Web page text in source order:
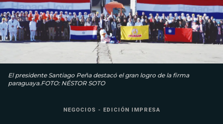
El presidente Santiago Peña destacó el gran logro de la firma
paraguaya.FOTO: NÉSTOR SOTO
NEGOCIOS - EDICIÓN IMPRESA